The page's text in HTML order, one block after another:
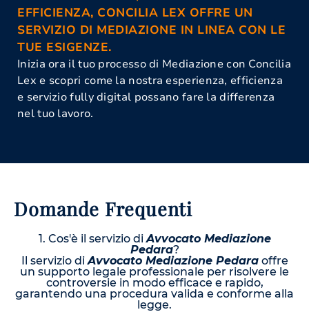
EFFICIENZA, CONCILIA LEX OFFRE UN
SERVIZIO DI MEDIAZIONE IN LINEA CON LE
TUE ESIGENZE.
Inizia ora il tuo processo di Mediazione con Concilia
Lex e scopri come la nostra esperienza, efficienza
e servizio fully digital possano fare la differenza
nel tuo lavoro.
Domande Frequenti
1. Cos'è il servizio diAvvocato Mediazione
Pedara?
Il servizio diAvvocato Mediazione Pedaraoffre
un supporto legale professionale per risolvere le
controversie in modo efficace e rapido,
garantendo una procedura valida e conforme alla
legge.